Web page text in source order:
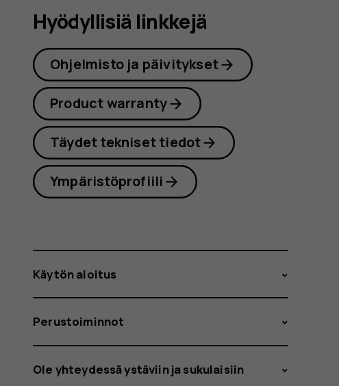
Hyödyllisiä linkkejä
Ohjelmisto ja päivitykset
Product warranty
Täydet tekniset tiedot
Ympäristöprofiili
Käytön aloitus
Perustoiminnot
Ole yhteydessä ystäviin ja sukulaisiin